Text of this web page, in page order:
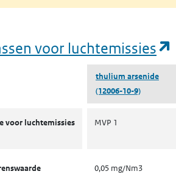
voor luchtemissies
thulium arsenide
(12006-10-9)
voor luchtemissies MVP 1
0,05 mg/Nm3